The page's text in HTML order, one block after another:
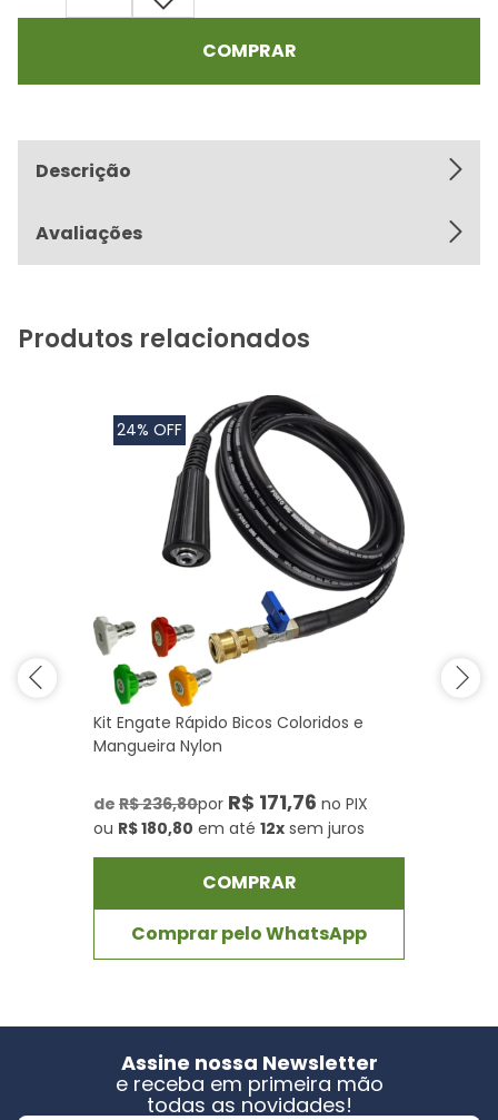
COMPRAR
Descrição
Avaliações
Produtos relacionados
24% OFF
Kit Engate Rápido Bicos Coloridos e
Mangueira Nylon
de R$ 236,80por R$ 171,76 no PIX
ou R$ 180,80 em até 12x sem juros
COMPRAR
Comprar pelo WhatsApp
Assine nossa Newsletter
e receba em primeira mão
todas as novidades!